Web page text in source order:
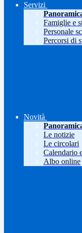
Servizi
Famiglie e
Personale
Percorsi di
Novità
Le notizie
Le circolari
Calendario
Albo online